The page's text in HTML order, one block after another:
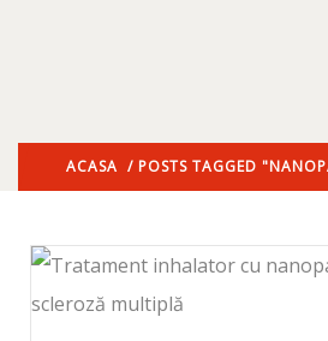
ACASA / POSTS TAGGED